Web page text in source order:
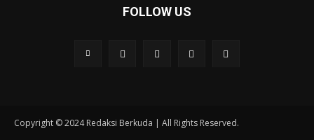
FOLLOW US
Copyright © 2024 Redaksi Berkuda | All Rights Reserved.